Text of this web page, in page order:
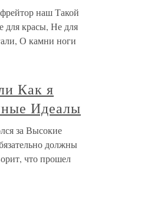
наш Такой
для красы, Не для
О камни ноги
Как я
Идеалы
за Высокие
должны
что прошел